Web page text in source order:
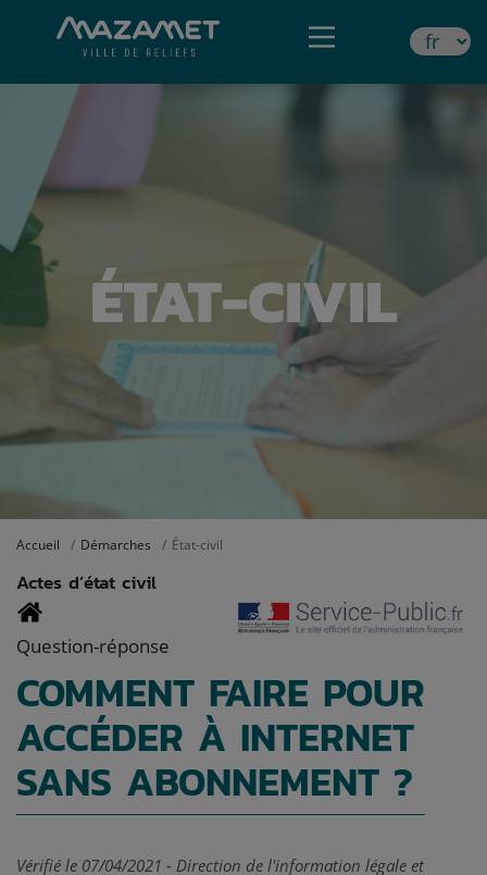
ÉTAT-CIVIL
Accueil Démarches État-civil
Actes d’état civil
Question-réponse
COMMENT FAIRE POUR
ACCÉDER À INTERNET
SANS ABONNEMENT ?
Vérifié le 07/04/2021 - Direction de l'information légale et